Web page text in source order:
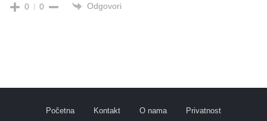
0 0 Odgovori
Početna Kontakt O nama Privatnost